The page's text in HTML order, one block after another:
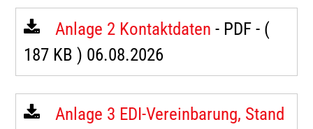
Anlage 2 Kontaktdaten - PDF - (
187 KB ) 06.08.2026
Anlage 3 EDI-Vereinbarung, Stand